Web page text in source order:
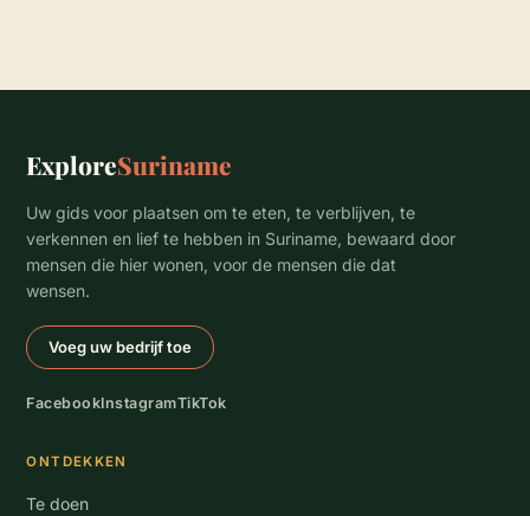
ExploreSuriname
Uw gids voor plaatsen om te eten, te verblijven, te
verkennen en lief te hebben in Suriname, bewaard door
mensen die hier wonen, voor de mensen die dat
wensen.
Voeg uw bedrijf toe
FacebookInstagramTikTok
ONTDEKKEN
Te doen